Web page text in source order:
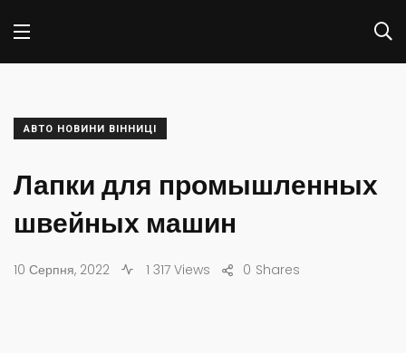
АВТО НОВИНИ ВІННИЦІ
Лапки для промышленных
швейных машин
10 Серпня, 2022 1 317 Views Shares
0